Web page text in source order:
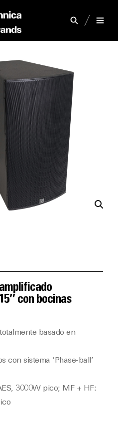
con bocinas
basado en
con sistema ‘Phase-ball’
3000W pico; MF + HF: